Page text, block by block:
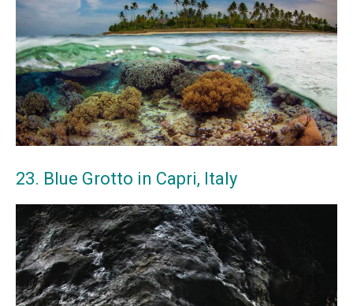
23. Blue Grotto in Capri, Italy